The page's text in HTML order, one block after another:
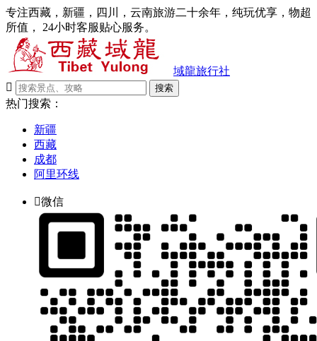
专注西藏，新疆，四川，云南旅游二十余年，纯玩优享，物超
所值， 24小时客服贴心服务。
域龍旅行社

搜索
热门搜索：
新疆
西藏
成都
阿里环线
微信